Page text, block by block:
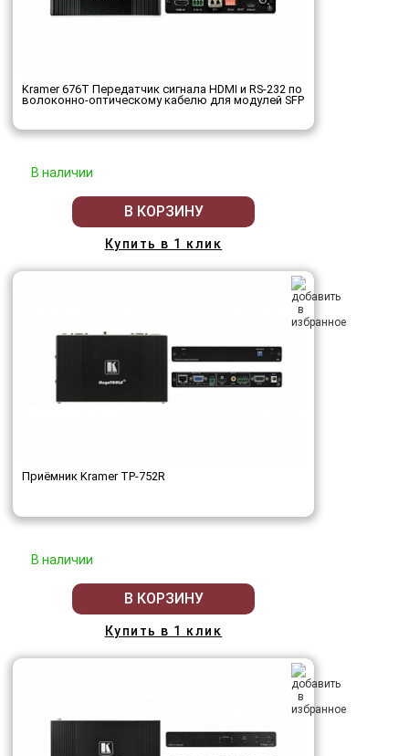
Kramer 676T Передатчик сигнала HDMI и RS-232 по
волоконно-оптическому кабелю для модулей SFP
В наличии
В КОРЗИНУ
Купить в 1 клик
Приёмник Kramer TP-752R
В наличии
В КОРЗИНУ
Купить в 1 клик